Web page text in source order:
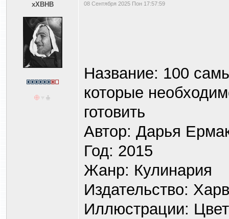
xXBHB 08 Сентября 2025 Пон 17:57:59
Название: 100
которые
готовить
Автор: Дарья
Год: 2015
Жанр: Кулинария
Издательство:
Иллюстрации: